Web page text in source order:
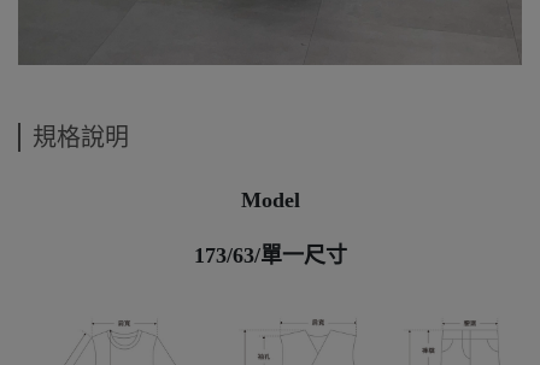
規格說明
Model
173/63/單一尺寸